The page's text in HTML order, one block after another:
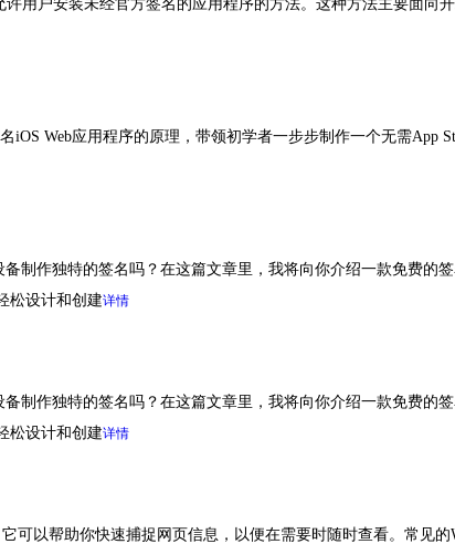
用户安装未经官方签名的应用程序的方法。这种方法主要面向
Web应用程序的原理，带领初学者一步步制作一个无需App
制作独特的签名吗？在这篇文章里，我将向你介绍一款免费的
松设计和创建详情
制作独特的签名吗？在这篇文章里，我将向你介绍一款免费的
松设计和创建详情
以帮助你快速捕捉网页信息，以便在需要时随时查看。常见的